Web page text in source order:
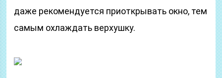
даже рекомендуется приоткрывать окно, тем
самым охлаждать верхушку.